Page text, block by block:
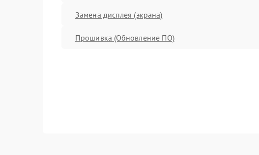
Замена дисплея (экрана)
Прошивка (Обновление ПО)